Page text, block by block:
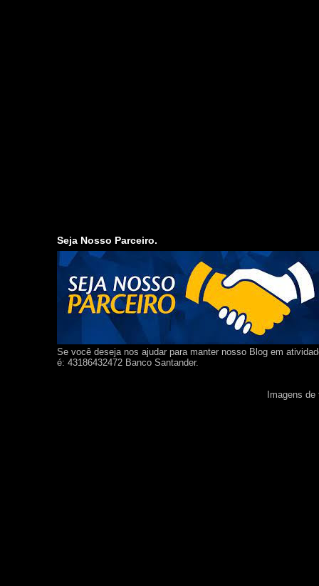
Seja Nosso Parceiro.
Se você deseja nos ajudar para manter nosso Blog em
é: 43186432472 Banco Santander.
Imagens